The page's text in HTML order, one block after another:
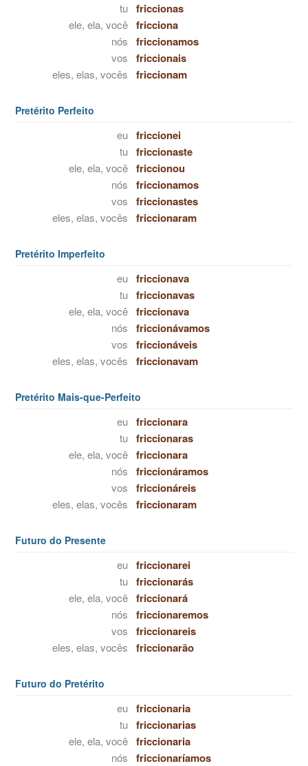
tu friccionas
ele, ela, você fricciona
nós friccionamos
vos friccionais
eles, elas, vocês friccionam
Pretérito Perfeito
eu friccionei
tu friccionaste
ele, ela, você friccionou
nós friccionamos
vos friccionastes
eles, elas, vocês friccionaram
Pretérito Imperfeito
eu friccionava
tu friccionavas
ele, ela, você friccionava
nós friccionávamos
vos friccionáveis
eles, elas, vocês friccionavam
Pretérito Mais-que-Perfeito
eu friccionara
tu friccionaras
ele, ela, você friccionara
nós friccionáramos
vos friccionáreis
eles, elas, vocês friccionaram
Futuro do Presente
eu friccionarei
tu friccionarás
ele, ela, você friccionará
nós friccionaremos
vos friccionareis
eles, elas, vocês friccionarão
Futuro do Pretérito
eu friccionaria
tu friccionarias
ele, ela, você friccionaria
nós friccionaríamos